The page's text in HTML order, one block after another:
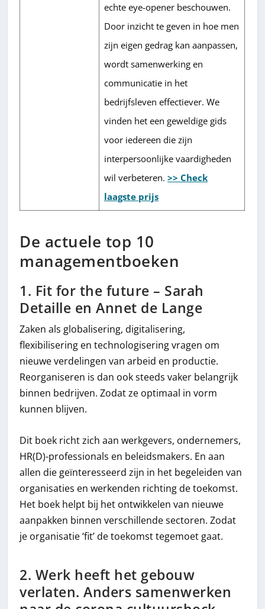
echte eye-opener beschouwen.
Door inzicht te geven in hoe men
zijn eigen gedrag kan aanpassen,
wordt samenwerking en
communicatie in het
bedrijfsleven effectiever. We
vinden het een geweldige gids
voor iedereen die zijn
interpersoonlijke vaardigheden
wil verbeteren.>> Check
laagste prijs
De actuele top 10
managementboeken
1. Fit for the future – Sarah
Detaille en Annet de Lange
Zaken als globalisering, digitalisering,
flexibilisering en technologisering vragen om
nieuwe verdelingen van arbeid en productie.
Reorganiseren is dan ook steeds vaker belangrijk
binnen bedrijven. Zodat ze optimaal in vorm
kunnen blijven.
Dit boek richt zich aan werkgevers, ondernemers,
HR(D)-professionals en beleidsmakers. En aan
allen die geïnteresseerd zijn in het begeleiden van
organisaties en werkenden richting de toekomst.
Het boek helpt bij het ontwikkelen van nieuwe
aanpakken binnen verschillende sectoren. Zodat
je organisatie ‘fit’ de toekomst tegemoet gaat.
2. Werk heeft het gebouw
verlaten. Anders samenwerken